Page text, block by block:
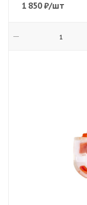
1 850₽/шт